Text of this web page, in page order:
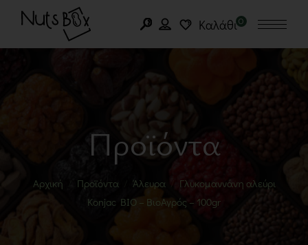
Καλάθι0
Προϊόντα
Αρχική Προϊόντα Άλευρα
Γλυκομαννάνη αλεύρι
Konjac BIO – ΒιοΑγρός – 100gr